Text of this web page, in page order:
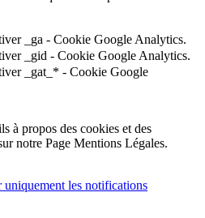
_ga - Cookie Google Analytics.
_gid - Cookie Google Analytics.
_gat_* - Cookie Google
à propos des cookies et des
notre Page Mentions Légales.
uniquement les notifications